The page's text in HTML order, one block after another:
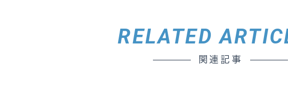
RELATED
関連記事